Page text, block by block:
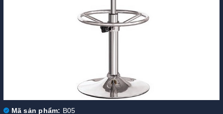
Mã sản phẩm: B05